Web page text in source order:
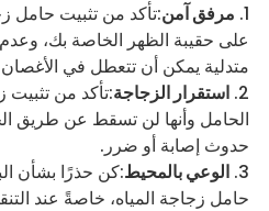
مرفق آمن:تأكد من تثبيت حامل
على حقيبة الظهر الخاصة بك،
متدلية يمكن أن تتعطل في الأغصان
استقرار الزجاجة:تأكد من تثبيت
الحامل وأنها لن تسقط عن طريق
حدوث إصابة أو ضرر.
الوعي بالمحيط:كن حذرًا بشأن
حامل زجاجة المياه، خاصةً عند